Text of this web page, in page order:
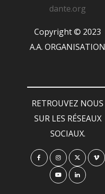
dante.org
Copyright © 2023
A.A. ORGANISATION
RETROUVEZ NOUS
SUR LES RÉSEAUX
SOCIAUX.